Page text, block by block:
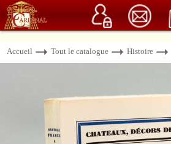
Service client 06 15 37 15 37
Accueil Tout le catalogue Histoire